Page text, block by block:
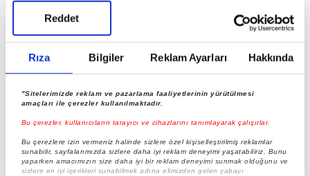
Rıza Bilgiler Reklam Ayarları Hakkında
"Sitelerimizde reklam ve pazarlama faaliyetlerinin yürütülmesi
amaçları ile çerezler kullanılmaktadır.
Bu çerezler, kullanıcıların tarayıcı ve cihazlarını tanımlayarak çalışırlar.
Bu çerezlere izin vermeniz halinde sizlere özel kişiselleştirilmiş reklamlar
sunabilir, sayfalarımızda sizlere daha iyi reklam deneyimi yaşatabiliriz. Bunu
yaparken amacımızın size daha iyi bir reklam deneyimi sunmak olduğunu ve
sizlere en iyi içerikleri sunabilmek adına elimizden gelen çabayı
Reddet
Canlı transfer haberleri: Orkun transferinin
maliyeti açıklandı